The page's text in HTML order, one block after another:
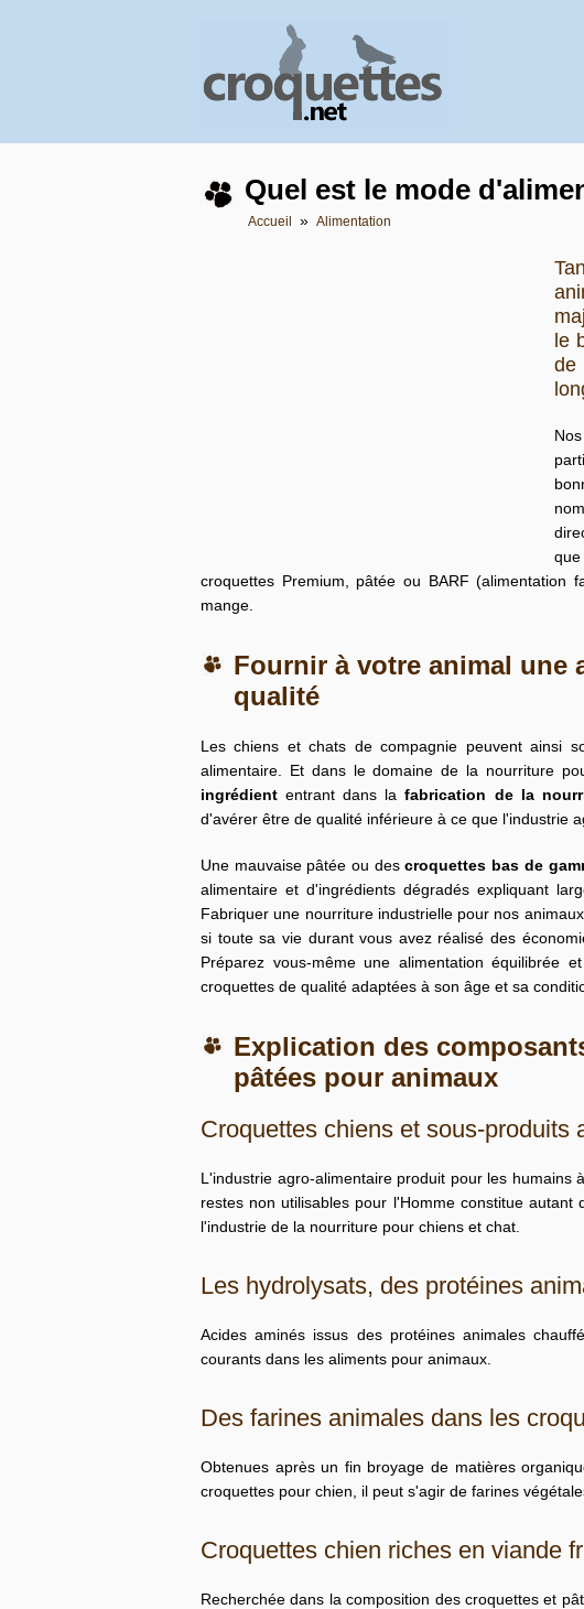
Quel est le mode
Accueil » Alimentation
le
de
que
croquettes Premium , pâtée ou BARF (alimentation
mange.
Fournir à votre animal une
qualité
Les chiens et chats de compagnie peuvent ainsi
alimentaire. Et dans le domaine de la nourriture
ingrédiententrant dans lafabrication de la
d'avérer être de qualité inférieure à ce que l'industrie
Une mauvaise pâtée ou descroquettes bas de
alimentaire et d'ingrédients dégradés expliquant
Fabriquer une nourriture industrielle pour nos
si toute sa vie durant vous avez réalisé des
Préparez vous-même une alimentation équilibrée
croquettes de qualité adaptées à son âge et sa
Explication des
pâtées pour animaux
Croquettes chiens et sous-produits
L'industrie agro-alimentaire produit pour les humains
restes non utilisables pour l'Homme constitue autant
l'industrie de la nourriture pour chiens et chat.
Les hydrolysats, des protéines
Acides aminés issus des protéines animales
courants dans les aliments pour animaux.
Des farines animales dans les
Obtenues après un fin broyage de matières
croquettes pour chien , il peut s'agir de farines
Croquettes chien riches en viande
Recherchée dans la composition des croquettes et